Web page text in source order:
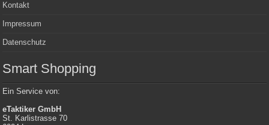
Kontakt
Impressum
Datenschutz
Smart Shopping
Ein Service von:
eTaktiker GmbH
St. Karlistrasse 70